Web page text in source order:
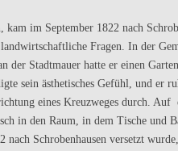
im September 1822 nach
Fra­gen. In der
der Stadtmauer hatte er einen
sein ästhetisches Gefühl, und
eines Kreuzweges durch.
in den Raum, in dem Tische und
Schrobenhausen versetzt